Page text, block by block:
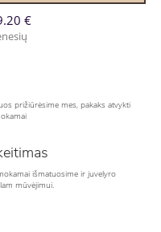
€
prižiūrėsime mes, pakaks atvykti
išmatuosime ir juvelyro
mūvėjimui.